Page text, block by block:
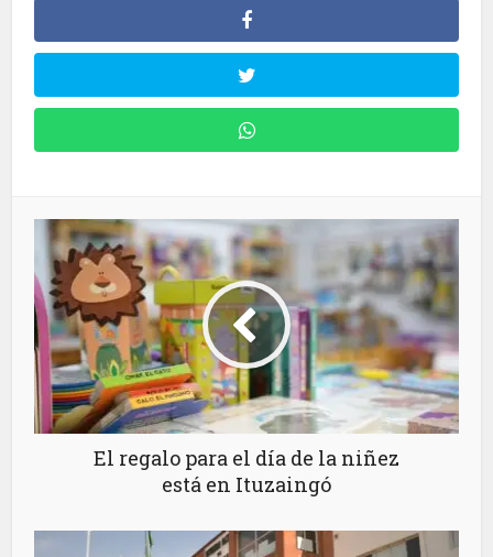
El regalo para el día de la niñez
está en Ituzaingó